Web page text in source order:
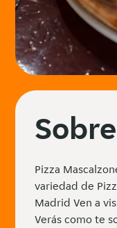
Pizza
variedad de
Madrid Ven a
Verás como te